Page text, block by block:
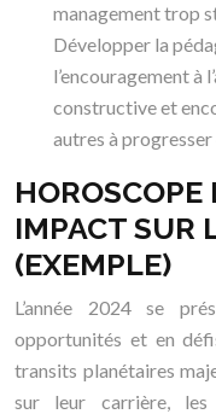
management trop
Développer la
l’encouragement à
constructive et
autres à progresser
IMPACT SUR
(EXEMPLE)
L’année 2024 se
opportunités et en
transits planétaires
sur leur carrière,